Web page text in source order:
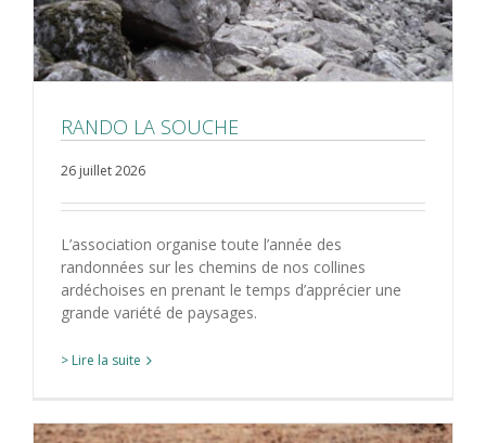
RANDO LA SOUCHE
26 juillet 2026
L’association organise toute l’année des
randonnées sur les chemins de nos collines
ardéchoises en prenant le temps d’apprécier une
grande variété de paysages.
> Lire la suite